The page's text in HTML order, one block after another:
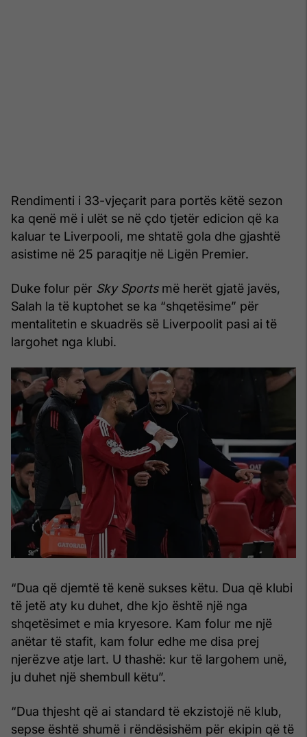
Rendimenti i 33-vjeçarit para portës këtë sezon
ka qenë më i ulët se në çdo tjetër edicion që ka
kaluar te Liverpooli, me shtatë gola dhe gjashtë
asistime në 25 paraqitje në Ligën Premier.
Duke folur për Sky Sportsmë herët gjatë javës,
Salah la të kuptohet se ka “shqetësime” për
mentalitetin e skuadrës së Liverpoolit pasi ai të
largohet nga klubi.
“Dua që djemtë të kenë sukses këtu. Dua që klubi
të jetë aty ku duhet, dhe kjo është një nga
shqetësimet e mia kryesore. Kam folur me një
anëtar të stafit, kam folur edhe me disa prej
njerëzve atje lart. U thashë: kur të largohem unë,
ju duhet një shembull këtu”.
“Dua thjesht që ai standard të ekzistojë në klub,
sepse është shumë i rëndësishëm për ekipin që të